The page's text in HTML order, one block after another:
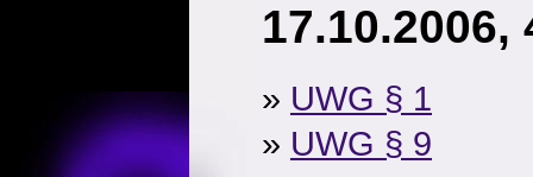
17.10.2006,
» UWG § 1
» UWG § 9